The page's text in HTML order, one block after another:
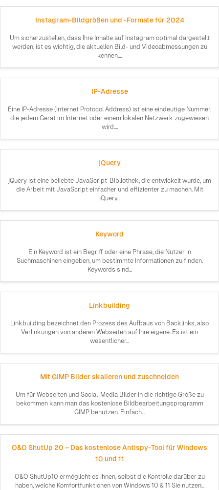
Instagram-Bildgrößen und -Formate für 2024
Um sicherzustellen, dass Ihre Inhalte auf Instagram optimal dargestellt
werden, ist es wichtig, die aktuellen Bild- und Videoabmessungen zu
kennen....
IP-Adresse
Eine IP-Adresse (Internet Protocol Address) ist eine eindeutige Nummer,
die jedem Gerät im Internet oder einem lokalen Netzwerk zugewiesen
wird....
jQuery
jQuery ist eine beliebte JavaScript-Bibliothek, die entwickelt wurde, um
die Arbeit mit JavaScript einfacher und effizienter zu machen. Mit
jQuery...
Keyword
Ein Keyword ist ein Begriff oder eine Phrase, die Nutzer in
Suchmaschinen eingeben, um bestimmte Informationen zu finden.
Keywords sind...
Linkbuilding
Linkbuilding bezeichnet den Prozess des Aufbaus von Backlinks, also
Verlinkungen von anderen Webseiten auf Ihre eigene. Es ist ein
wesentlicher...
Mit GIMP Bilder skalieren und zuschneiden
Um für Webseiten und Social-Media Bilder in die richtige Größe zu
bekommen kann man das kostenlose Bildbearbeitungsprogramm
GIMP benutzen. Einfach...
O&O ShutUp 20 – Das kostenlose Antispy-Tool für Windows
10 und 11
O&O ShutUp10 ermöglicht es Ihnen, selbst die Kontrolle darüber zu
haben, welche Komfortfunktionen von Windows 10 & 11 Sie nutzen...